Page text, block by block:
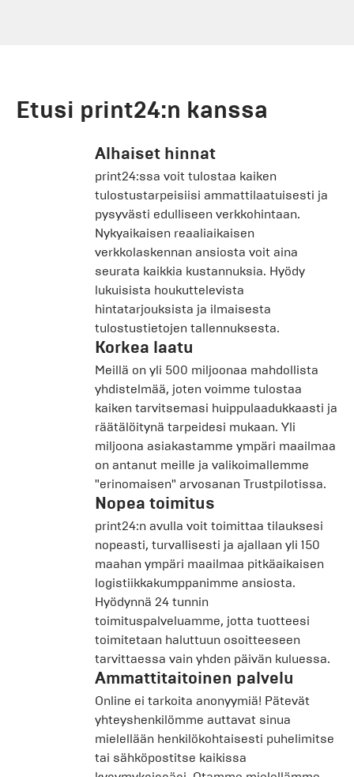
Etusi print24:n kanssa
Alhaiset hinnat
print24:ssa voit tulostaa kaiken
tulostustarpeisiisi ammattilaatuisesti ja
pysyvästi edulliseen verkkohintaan.
Nykyaikaisen reaaliaikaisen
verkkolaskennan ansiosta voit aina
seurata kaikkia kustannuksia. Hyödy
lukuisista houkuttelevista
hintatarjouksista ja ilmaisesta
tulostustietojen tallennuksesta.
Korkea laatu
Meillä on yli 500 miljoonaa mahdollista
yhdistelmää, joten voimme tulostaa
kaiken tarvitsemasi huippulaadukkaasti ja
räätälöitynä tarpeidesi mukaan. Yli
miljoona asiakastamme ympäri maailmaa
on antanut meille ja valikoimallemme
"erinomaisen" arvosanan Trustpilotissa.
Nopea toimitus
print24:n avulla voit toimittaa tilauksesi
nopeasti, turvallisesti ja ajallaan yli 150
maahan ympäri maailmaa pitkäaikaisen
logistiikkakumppanimme ansiosta.
Hyödynnä 24 tunnin
toimituspalveluamme, jotta tuotteesi
toimitetaan haluttuun osoitteeseen
tarvittaessa vain yhden päivän kuluessa.
Ammattitaitoinen palvelu
Online ei tarkoita anonyymiä! Pätevät
yhteyshenkilömme auttavat sinua
mielellään henkilökohtaisesti puhelimitse
tai sähköpostitse kaikissa